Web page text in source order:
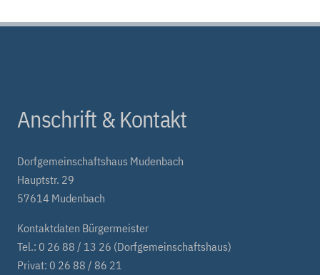
Anschrift & Kontakt
Dorfgemeinschaftshaus Mudenbach
Hauptstr. 29
57614 Mudenbach
Kontaktdaten Bürgermeister
Tel.: 0 26 88 / 13 26 (Dorfgemeinschaftshaus)
Privat: 0 26 88 / 86 21